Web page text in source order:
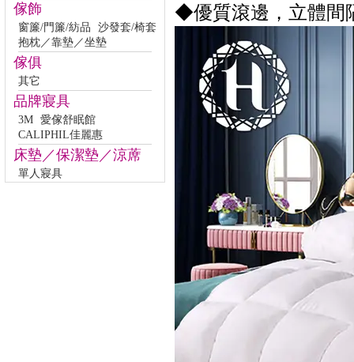
傢飾
窗簾/門簾/紡品
沙發套/椅套
抱枕／靠墊／坐墊
傢俱
其它
品牌寢具
3M 愛傢舒眠館
CALIPHIL佳麗惠
床墊／保潔墊／涼蓆
單人寢具
◆優質滾邊，立體間